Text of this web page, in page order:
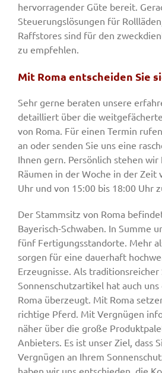
hervorragender Güte bereit.
Steuerungslösungen für
Raffstores sind für den
zu empfehlen.
Mit Roma entscheiden Sie
Sehr gerne beraten unsere
detailliert über die
von Roma. Für einen Termin
an oder senden Sie uns eine
Ihnen gern. Persönlich stehen wir
Räumen in der Woche in der Zeit
Uhr und von 15:00 bis 18:00 Uhr
Der Stammsitz von Roma
Bayerisch-Schwaben. In Summe
fünf Fertigungsstandorte. Mehr
sorgen für eine dauerhaft
Erzeugnisse. Als
Sonnenschutzartikel hat auch
Roma überzeugt. Mit Roma
richtige Pferd. Mit Vergnügen
näher über die große
Anbieters. Es ist unser Ziel, dass
Vergnügen an Ihrem